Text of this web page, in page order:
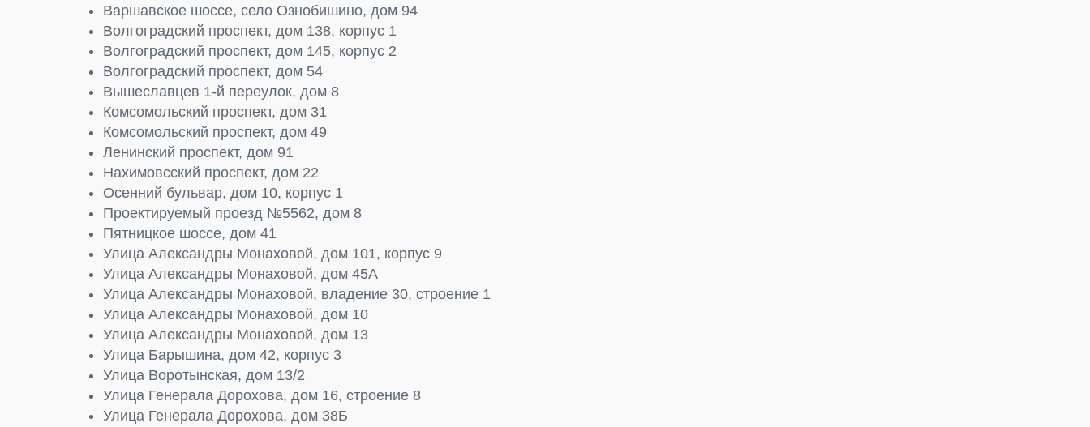
Варшавское шоссе, село Ознобишино, дом 94
Волгоградский проспект, дом 138, корпус 1
Волгоградский проспект, дом 145, корпус 2
Волгоградский проспект, дом 54
Вышеславцев 1-й переулок, дом 8
Комсомольский проспект, дом 31
Комсомольский проспект, дом 49
Ленинский проспект, дом 91
Нахимовсский проспект, дом 22
Осенний бульвар, дом 10, корпус 1
Проектируемый проезд №5562, дом 8
Пятницкое шоссе, дом 41
Улица Александры Монаховой, дом 101, корпус 9
Улица Александры Монаховой, дом 45А
Улица Александры Монаховой, владение 30, строение 1
Улица Александры Монаховой, дом 10
Улица Александры Монаховой, дом 13
Улица Барышина, дом 42, корпус 3
Улица Воротынская, дом 13/2
Улица Генерала Дорохова, дом 16, строение 8
Улица Генерала Дорохова, дом 38Б